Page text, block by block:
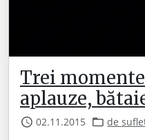
Trei
aplauze,
02.11.2015 de